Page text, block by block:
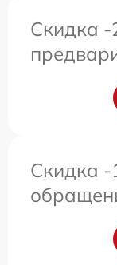
Скидка -
Скидка -